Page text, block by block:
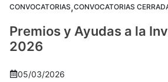
CONVOCATORIAS,CONVOCATORIAS
Premios y Ayudas a la
2026
05/03/2026